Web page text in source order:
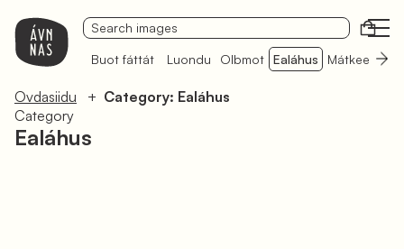
Čálit
Buot fáttát Luondu Olbmot Ealáhus
Ovdasiidu
Category: Ealáhus
Category
Ealáhus